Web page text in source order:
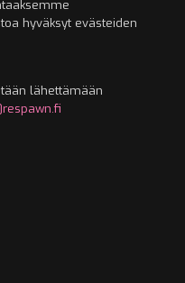
hyväksyt evästeiden
lähettämään